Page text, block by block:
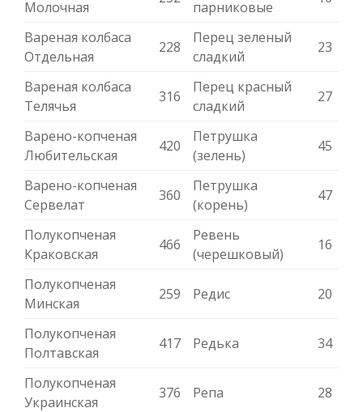
Молочная
парниковые
Вареная колбаса
Отдельная
228
Перец зеленый
сладкий
23
Вареная колбаса
Телячья
316
Перец красный
сладкий
27
Варено-копченая
Любительская
420
Петрушка
(зелень)
45
Варено-копченая
Сервелат
360
Петрушка
(корень)
47
Полукопченая
Краковская
466
Ревень
(черешковый)
16
Полукопченая
Минская
259 Редис 20
Полукопченая
Полтавская
417 Редька 34
Полукопченая
Украинская
376 Репа 28